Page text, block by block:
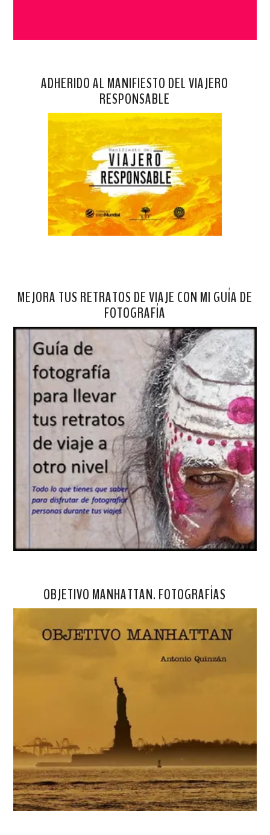
ADHERIDO AL MANIFIESTO DEL VIAJERO
RESPONSABLE
MEJORA TUS RETRATOS DE VIAJE CON MI GUÍA DE
FOTOGRAFÍA
OBJETIVO MANHATTAN. FOTOGRAFÍAS